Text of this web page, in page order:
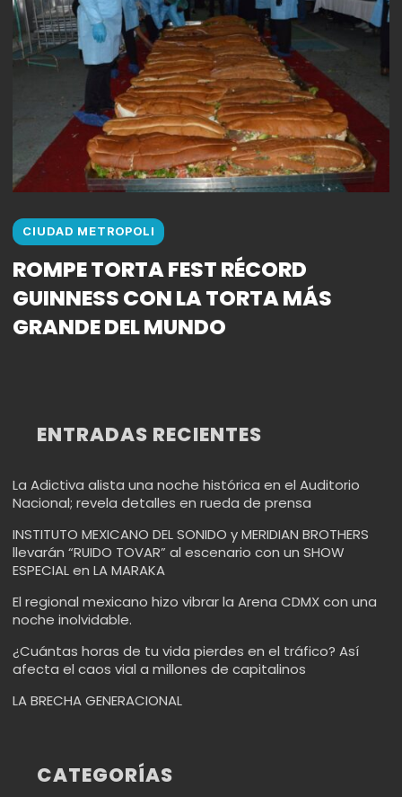
CIUDAD METROPOLI
ROMPE TORTA FEST RÉCORD
GUINNESS CON LA TORTA MÁS
GRANDE DEL MUNDO
ENTRADAS RECIENTES
La Adictiva alista una noche histórica en el Auditorio
Nacional; revela detalles en rueda de prensa
INSTITUTO MEXICANO DEL SONIDO y MERIDIAN BROTHERS
llevarán “RUIDO TOVAR” al escenario con un SHOW
ESPECIAL en LA MARAKA
El regional mexicano hizo vibrar la Arena CDMX con una
noche inolvidable.
¿Cuántas horas de tu vida pierdes en el tráfico? Así
afecta el caos vial a millones de capitalinos
LA BRECHA GENERACIONAL
CATEGORÍAS